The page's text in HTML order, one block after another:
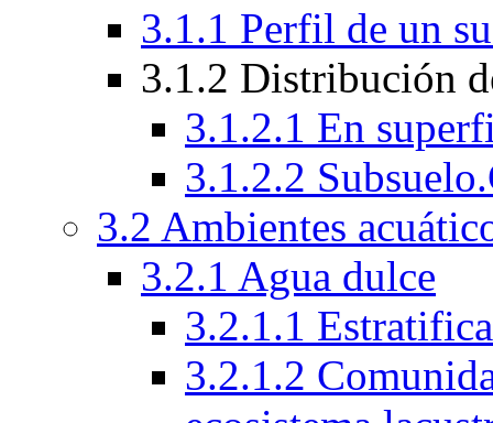
3.1.1 Perfil de un
3.1.2 Distribución
3.1.2.1 En
3.1.2.2
3.2 Ambientes
3.2.1 Agua dulce
3.2.1.1
3.2.1.2